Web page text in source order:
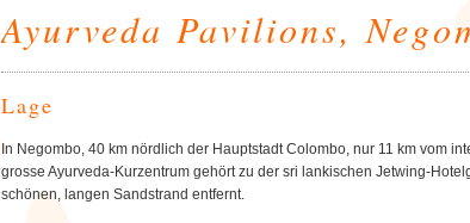
Ayurveda Pavilions,
Lage
In Negombo, 40 km nördlich der Hauptstadt Colombo, nur 11 km vom
grosse Ayurveda-Kurzentrum gehört zu der sri lankischen Jetwing-
schönen, langen Sandstrand entfernt.